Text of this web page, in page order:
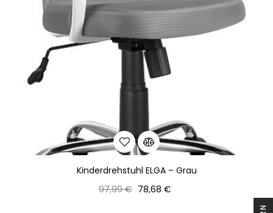
Kinderdrehstuhl ELGA – Grau
Normaler
97,99 € Preis
78,68 €